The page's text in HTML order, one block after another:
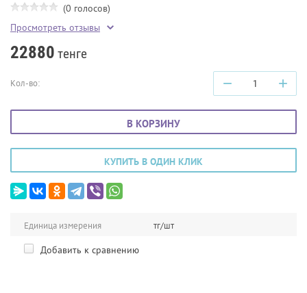
(0 голосов)
Просмотреть отзывы
22880 тенге
Кол-во: − +
В КОРЗИНУ
КУПИТЬ В ОДИН КЛИК
Единица измерения тг/шт
Добавить к сравнению